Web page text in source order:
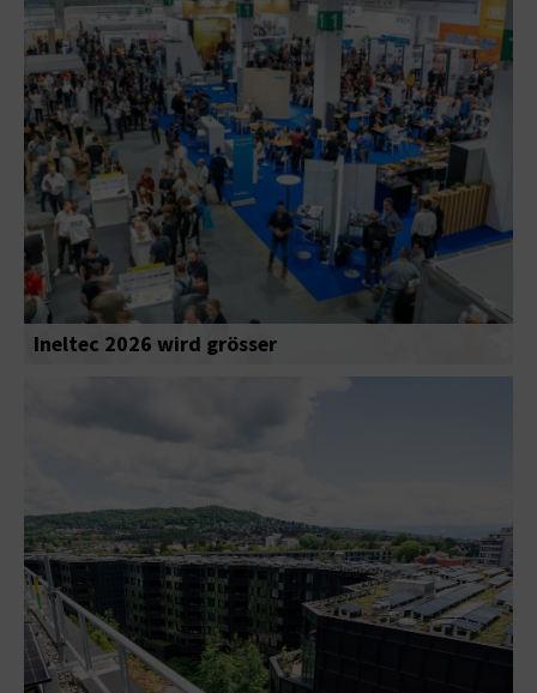
Ineltec 2026 wird grösser